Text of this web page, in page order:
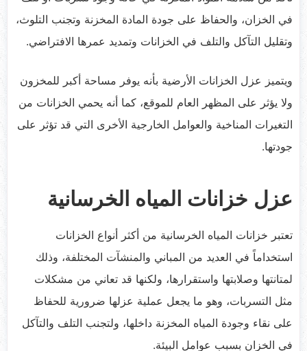
في الخزان، والحفاظ على جودة المادة المخزنة وتجنب التلوث،
وتقليل التآكل والتلف في الخزانات وتمديد عمرها الافتراضي.
ويتميز عزل الخزانات الأرضية بأنه يوفر مساحة أكبر للمخزون
ولا يؤثر على المظهر العام للموقع، كما أنه يحمي الخزانات من
التغيرات المناخية والعوامل الخارجية الأخرى التي قد تؤثر على
جودتها.
عزل خزانات المياه الخرسانية
تعتبر خزانات المياه الخرسانية من أكثر أنواع الخزانات
استخداماً في العديد من المباني والمنشآت المختلفة، وذلك
لمتانتها وصلابتها واستقرارها، ولكنها قد تعاني من مشكلات
مثل التسربات، وهو ما يجعل عملية عزلها ضرورية للحفاظ
على نقاء وجودة المياه المخزنة داخلها، ولتجنب التلف والتآكل
في الخزان بسبب عوامل البيئة.